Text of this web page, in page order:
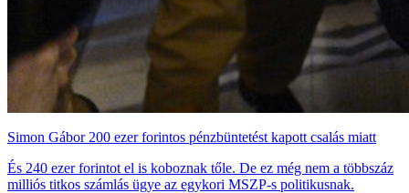
Simon Gábor 200 ezer forintos pénzbüntetést kapott csalás miatt
És 240 ezer forintot el is koboznak tőle. De ez még nem a többszáz
milliós titkos számlás ügye az egykori MSZP-s politikusnak.